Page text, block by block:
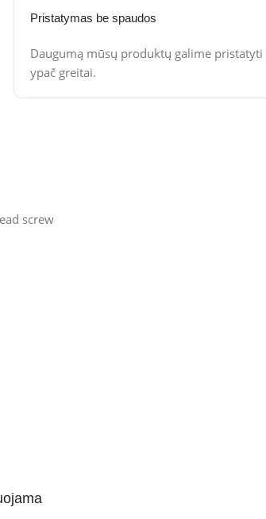
Pristatymas be spaudos
Daugumą mūsų produktų galime pristatyti
ypač greitai.
screw